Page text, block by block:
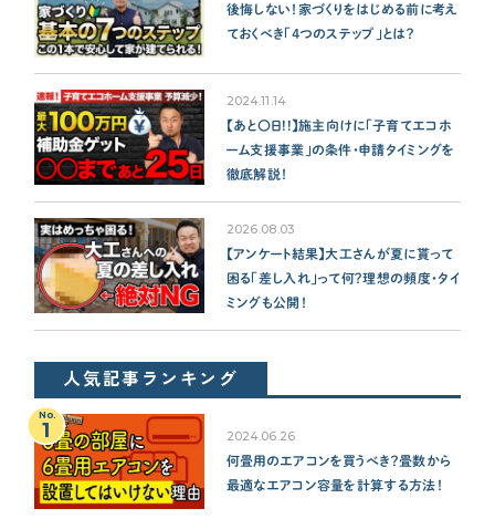
後悔しない！家づくりをはじめる前に考え
ておくべき「４つのステップ」とは？
2024.11.14
【あと〇日!!】施主向けに「子育てエコホ
ーム支援事業」の条件・申請タイミングを
徹底解説！
2026.08.03
【アンケート結果】大工さんが夏に貰って
困る「差し入れ」って何？理想の頻度・タイ
ミングも公開！
人気記事ランキング
No.
1 2024.06.26
何畳用のエアコンを買うべき？畳数から
最適なエアコン容量を計算する方法！